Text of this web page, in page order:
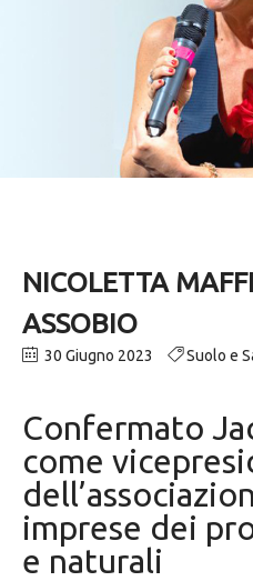
NICOLETTA
ASSOBIO
30 Giugno 2023 Suolo e
Confermato
come
imprese dei
e naturali